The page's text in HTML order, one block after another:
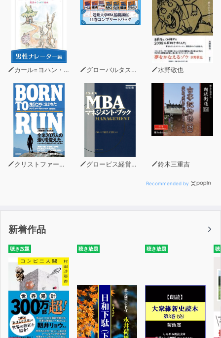
だからです。
スピードラーニングのサービスは終了いたしましたが、残
念ながらそのいのちをわからない人がまだたくさんいるこ
とに申し訳なさでいっぱいです。たとえば「どうしても、
英語が話せないのです」というお客様の悲痛の言葉。その
い単語を辞書で調べ、日本語に訳して意味を理解しようと
していました。
「単語の意味や文法を気にしないで、ただひたすら聞き流
してほしい」と伝えました。今までﾌ英語をいったん忘れ
て、音から入っていただきたい。実は私自身も同じ過ちを
犯してきたのです。英語の本を全部暗記しましたが、英語
です。「聞き流すだけ」ができるaudiobook.jpで多くの
皆様がスピードラーニングの生きた英語、使える英語を楽
しく身につけていただくことを願ってやみません。
カール=ヨハン・エリーン グローバルタスクフォース(著) 水野敬也
クリストファー・マクドゥーガル グロービス経営大学院 鈴木三重吉
Recommended by
新着作品
聴き放題 聴き放題 聴き放題 聴